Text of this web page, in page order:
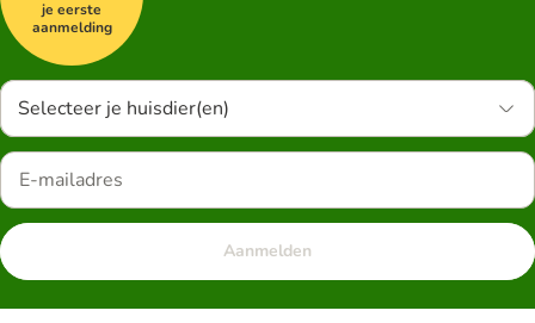
je eerste
aanmelding
Selecteer je huisdier(en)
Aanmelden